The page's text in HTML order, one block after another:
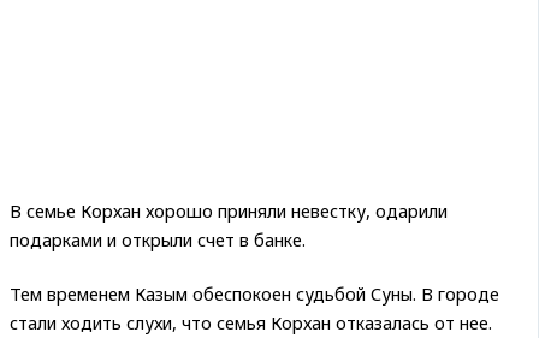
В семье Корхан хорошо приняли невестку, одарили
подарками и открыли счет в банке.
Тем временем Казым обеспокоен судьбой Суны. В городе
стали ходить слухи, что семья Корхан отказалась от нее.